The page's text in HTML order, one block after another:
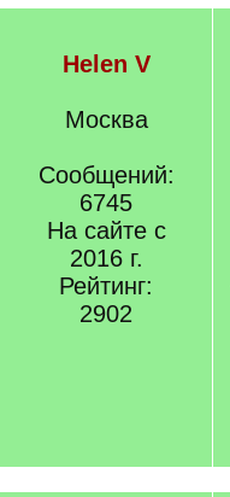
Helen V
Москва
Сообщений:
6745
На сайте с
2016 г.
Рейтинг:
2902